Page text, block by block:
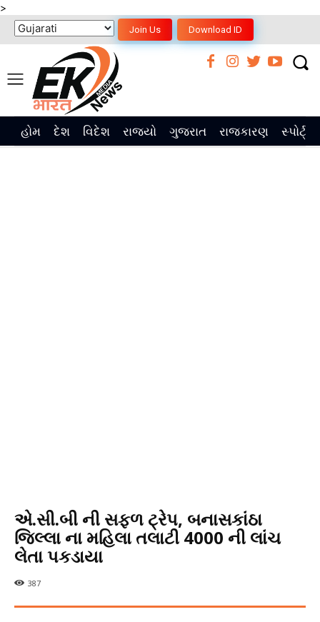
>
Join Us Download ID
હોમ દેશ વિદેશ રાજ્યો ગુજરાત રાજકારણ સ્પોર્ટ્સ
એ.સી.બી ની સફળ ટ્રેપ, બનાસકાંઠા
જિલ્લા ના મહિલા તલાટી 4000 ની લાંચ
લેતા પકડાયા
387